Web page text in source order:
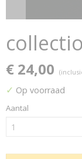
€ 24,00
✓ Op voorraad
Aantal